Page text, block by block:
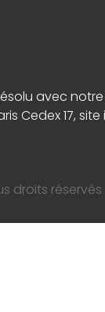
avec
Cedex 17,
droits réservés